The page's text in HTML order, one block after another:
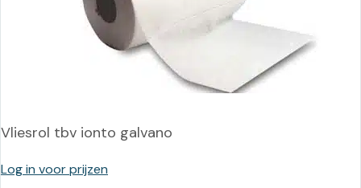
Vliesrol tbv ionto galvano
Log in voor prijzen